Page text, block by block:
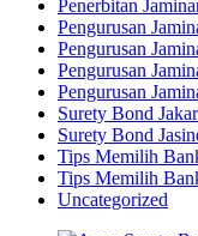
Penerbitan
Pengurusan
Pengurusan
Pengurusan
Pengurusan
Surety Bond
Surety Bond
Tips Memilih
Tips Memilih
Uncategorized